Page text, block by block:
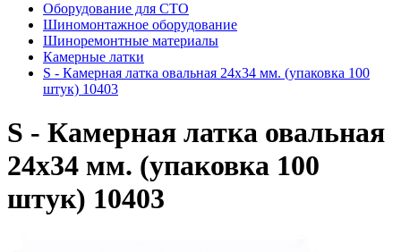
Oбopудoвaниe для CTO
Шиномонтажное оборудование
Шиноремонтные материалы
Камерные латки
S - Камерная латка овальная 24х34 мм. (упаковка 100
штук) 10403
S - Камерная латка овальная
24х34 мм. (упаковка 100
штук) 10403